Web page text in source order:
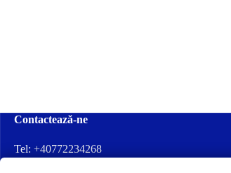
Contactează-ne
Tel: +40772234268